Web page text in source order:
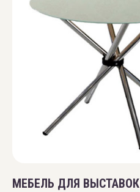
МЕБЕЛЬ ДЛЯ ВЫСТАВОК